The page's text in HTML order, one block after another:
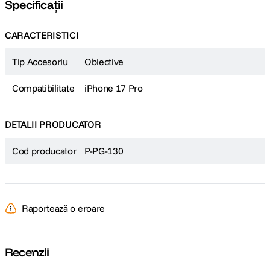
Specificații
CARACTERISTICI
Tip Accesoriu Obiective
Compatibilitate iPhone 17 Pro
DETALII PRODUCATOR
Cod producator P-PG-130
Raportează o eroare
Recenzii